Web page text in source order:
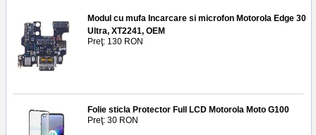
Modul cu mufa Incarcare si microfon Motorola Edge 30
Ultra, XT2241, OEM
Preţ: 130 RON
Folie sticla Protector Full LCD Motorola Moto G100
Preţ: 30 RON